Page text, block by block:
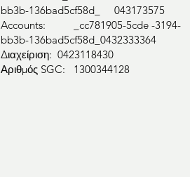
bb3b-136bad5cf58d_ 043173575
Accounts: _cc781905-5cde -3194-
bb3b-136bad5cf58d_0432333364
Διαχείριση: 0423118430
Αριθμός SGC: 1300344128